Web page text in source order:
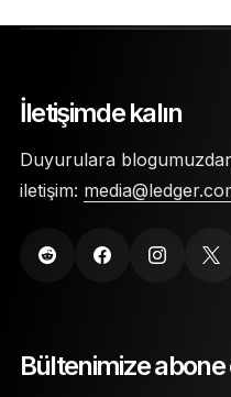
İletişimde kalın
Duyurulara
iletişim:
Bültenimize abone